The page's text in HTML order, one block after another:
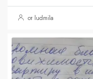
от ludmila